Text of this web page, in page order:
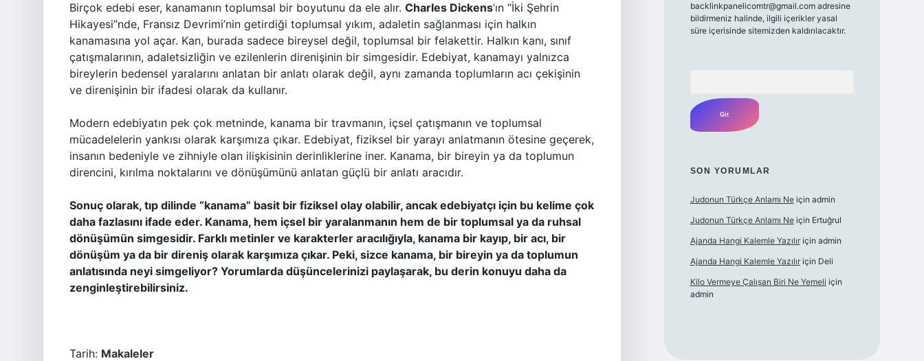
Birçok edebi eser, kanamanın toplumsal bir boyutunu da ele alır. Charles Dickens’ın “İki Şehrin
Hikayesi”nde, Fransız Devrimi’nin getirdiği toplumsal yıkım, adaletin sağlanması için halkın
kanamasına yol açar. Kan, burada sadece bireysel değil, toplumsal bir felakettir. Halkın kanı, sınıf
çatışmalarının, adaletsizliğin ve ezilenlerin direnişinin bir simgesidir. Edebiyat, kanamayı yalnızca
bireylerin bedensel yaralarını anlatan bir anlatı olarak değil, aynı zamanda toplumların acı çekişinin
ve direnişinin bir ifadesi olarak da kullanır.
Modern edebiyatın pek çok metninde, kanama bir travmanın, içsel çatışmanın ve toplumsal
mücadelelerin yankısı olarak karşımıza çıkar. Edebiyat, fiziksel bir yarayı anlatmanın ötesine geçerek,
insanın bedeniyle ve zihniyle olan ilişkisinin derinliklerine iner. Kanama, bir bireyin ya da toplumun
direncini, kırılma noktalarını ve dönüşümünü anlatan güçlü bir anlatı aracıdır.
Sonuç olarak, tıp dilinde “kanama” basit bir fiziksel olay olabilir, ancak edebiyatçı için bu kelime çok
daha fazlasını ifade eder. Kanama, hem içsel bir yaralanmanın hem de bir toplumsal ya da ruhsal
dönüşümün simgesidir. Farklı metinler ve karakterler aracılığıyla, kanama bir kayıp, bir acı, bir
dönüşüm ya da bir direniş olarak karşımıza çıkar. Peki, sizce kanama, bir bireyin ya da toplumun
anlatısında neyi simgeliyor? Yorumlarda düşüncelerinizi paylaşarak, bu derin konuyu daha da
zenginleştirebilirsiniz.
Tarih: Makaleler
backlinkpanelicomtr@gmail.comadresine
bildirmeniz halinde, ilgili içerikler yasal
süre içerisinde sitemizden kaldırılacaktır.
SON YORUMLAR
Judonun Türkçe Anlamı Neiçin admin
Judonun Türkçe Anlamı Neiçin Ertuğrul
Ajanda Hangi Kalemle Yazılıriçin admin
Ajanda Hangi Kalemle Yazılıriçin Deli
Kilo Vermeye Çalışan Biri Ne Yemeli için
admin